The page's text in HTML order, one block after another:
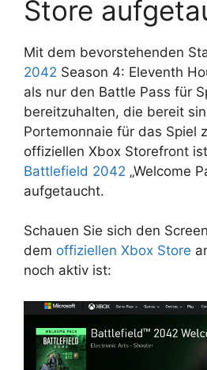
Store
Mit dem bevorstehenden
2042 Season 4: Eleventh
als nur den Battle Pass für
bereitzuhalten, die bereit
Portemonnaie für das Spiel
offiziellen Xbox Storefront
Battlefield 2042 „Welcome
aufgetaucht.
Schauen Sie sich den
dem offiziellen Xbox Store
noch aktiv ist: